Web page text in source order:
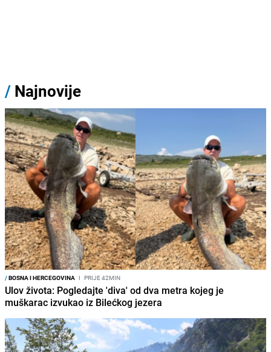
/ Najnovije
/BOSNA I HERCEGOVINA I PRIJE 42MIN
Ulov života: Pogledajte 'diva' od dva metra kojeg je
muškarac izvukao iz Bilećkog jezera